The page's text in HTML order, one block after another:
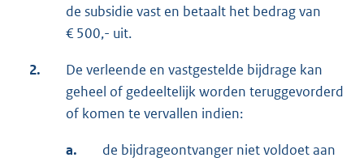
de subsidie vast en betaalt het bedrag van
€ 500,- uit.
2.
De verleende en vastgestelde bijdrage kan
geheel of gedeeltelijk worden teruggevorderd
of komen te vervallen indien:
a.
de bijdrageontvanger niet voldoet aan